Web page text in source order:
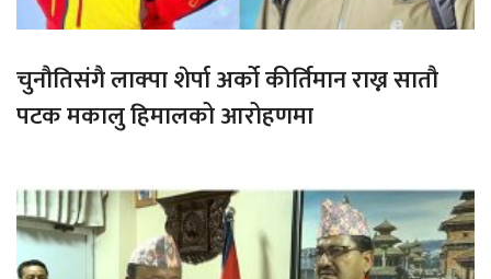
चुनौतिसंगै लाक्पा शेर्पा अर्को कीर्तिमान राख्न सातौ
पटक मकालु हिमालको आरोहणमा